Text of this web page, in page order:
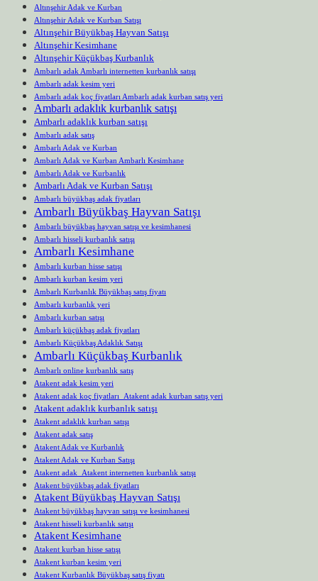
Altınşehir Adak ve Kurban
Altınşehir Adak ve Kurban Satışı
Altınşehir Büyükbaş Hayvan Satışı
Altınşehir Kesimhane
Altınşehir Küçükbaş Kurbanlık
Ambarlı adak Ambarlı internetten kurbanlık satışı
Ambarlı adak kesim yeri
Ambarlı adak koç fiyatları Ambarlı adak kurban satış yeri
Ambarlı adaklık kurbanlık satışı
Ambarlı adaklık kurban satışı
Ambarlı adak satış
Ambarlı Adak ve Kurban
Ambarlı Adak ve Kurban Ambarlı Kesimhane
Ambarlı Adak ve Kurbanlık
Ambarlı Adak ve Kurban Satışı
Ambarlı büyükbaş adak fiyatları
Ambarlı Büyükbaş Hayvan Satışı
Ambarlı büyükbaş hayvan satışı ve kesimhanesi
Ambarlı hisseli kurbanlık satışı
Ambarlı Kesimhane
Ambarlı kurban hisse satışı
Ambarlı kurban kesim yeri
Ambarlı Kurbanlık Büyükbaş satış fiyatı
Ambarlı kurbanlık yeri
Ambarlı kurban satışı
Ambarlı küçükbaş adak fiyatları
Ambarlı Küçükbaş Adaklık Satışı
Ambarlı Küçükbaş Kurbanlık
Ambarlı online kurbanlık satış
Atakent adak kesim yeri
Atakent adak koç fiyatları Atakent adak kurban satış yeri
Atakent adaklık kurbanlık satışı
Atakent adaklık kurban satışı
Atakent adak satış
Atakent Adak ve Kurbanlık
Atakent Adak ve Kurban Satışı
Atakent adak Atakent internetten kurbanlık satışı
Atakent büyükbaş adak fiyatları
Atakent Büyükbaş Hayvan Satışı
Atakent büyükbaş hayvan satışı ve kesimhanesi
Atakent hisseli kurbanlık satışı
Atakent Kesimhane
Atakent kurban hisse satışı
Atakent kurban kesim yeri
Atakent Kurbanlık Büyükbaş satış fiyatı